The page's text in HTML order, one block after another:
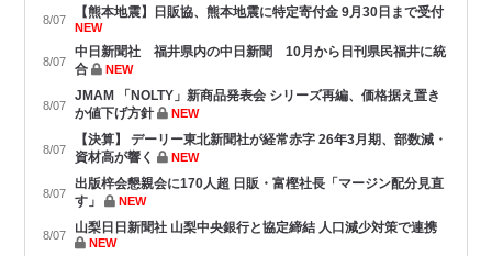
8/07 【熊本地震】日販協、熊本地震に特定寄付金 9月30日まで受付
NEW
8/07
中日新聞社 福井県内の中日新聞 10月から日刊県民福井に統
合
NEW
8/07
JMAM 「NOLTY」新商品発表会 シリーズ再編、価格据え置き
か値下げ方針
NEW
8/07
【決算】 デーリー東北新聞社が経常赤字 26年3月期、部数減・
資材高が響く
NEW
8/07
出版梓会懇親会に170人超 日販・富樫社長「マージン配分見直
す」
NEW
8/07 山梨日日新聞社 山梨中央銀行と協定締結 人口減少対策で連携
NEW